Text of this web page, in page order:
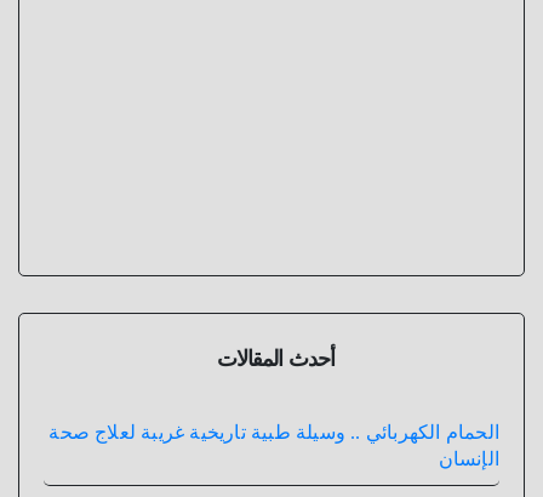
أحدث المقالات
الحمام الكهربائي .. وسيلة طبية تاريخية غريبة لعلاج صحة
الإنسان